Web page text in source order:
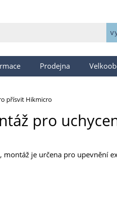
Prodejna
přísvit Hikmicro
pro
je určena pro upevnění